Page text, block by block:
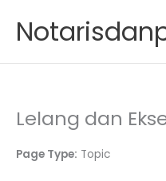
content
Lelang dan
Page Type: Topic